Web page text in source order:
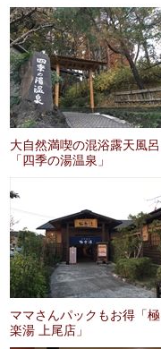
大自然満喫の混浴露天風呂
「四季の湯温泉」
ママさんパックもお得「極
楽湯 上尾店」